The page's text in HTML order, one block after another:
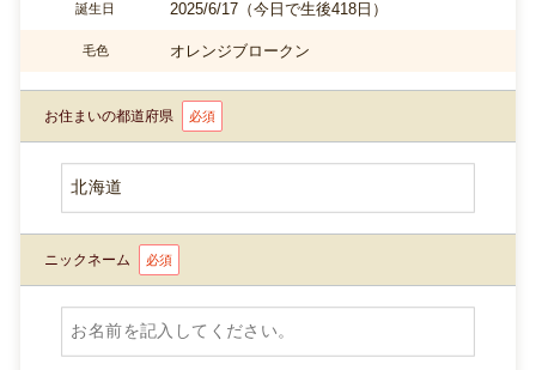
誕生日 2025/6/17（今日で生後418日）
毛色 オレンジブロークン
お住まいの都道府県 必須
ニックネーム 必須